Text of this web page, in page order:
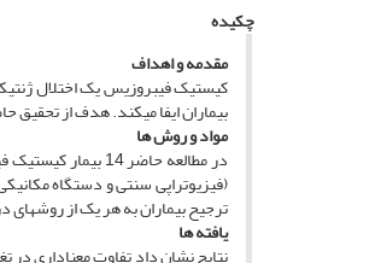
چکیده
مقدمه و اهداف
کیستیک فیبروزیس یک اختلال
بیماران ایفا می­کند. هدف از
مواد و روش ­ها
ترجیح بیماران به هر یک از روش­های
یافته ­ها